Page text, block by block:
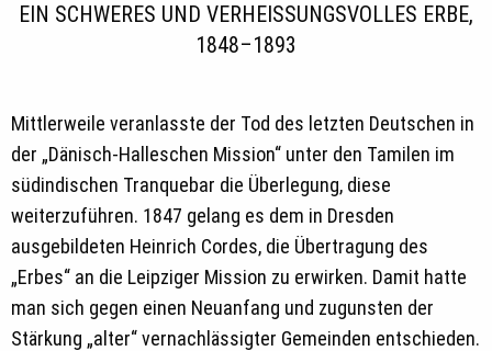
EIN SCHWERES UND VERHEISSUNGSVOLLES ERBE, 1
848–1893
Mittlerweile veranlasste der Tod des letzten Deutschen in
der „Dänisch-Halleschen Mission“ unter den Tamilen im
südindischen Tranquebar die Überlegung, diese
weiterzuführen. 1847 gelang es dem in Dresden
ausgebildeten Heinrich Cordes, die Übertragung des
„Erbes“ an die Leipziger Mission zu erwirken. Damit hatte
man sich gegen einen Neuanfang und zugunsten der
Stärkung „alter“ vernachlässigter Gemeinden entschieden.